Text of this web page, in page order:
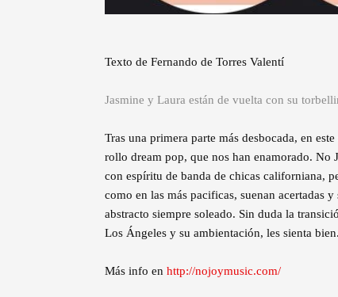
Texto de Fernando de Torres Valentí
Jasmine y Laura están de vuelta con su
Tras una primera parte más desbocada, en
rollo dream pop, que nos han enamorado. No
con espíritu de banda de chicas californiana,
como en las más pacificas, suenan acertadas
abstracto siempre soleado. Sin duda la
Los Ángeles y su ambientación, les sienta bien.
Más info en http://nojoymusic.com/